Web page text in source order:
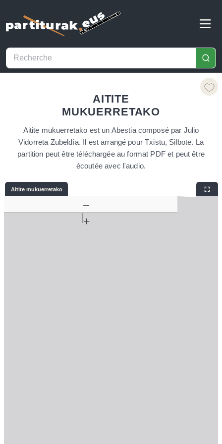
AITITE
MUKUERRETAKO
Aitite mukuerretako est un Abestia composé par Julio
Vidorreta Zubeldía. Il est arrangé pour Txistu, Silbote. La
partition peut être téléchargée au format PDF et peut être
écoutée avec l'audio.
Aitite mukuerretako